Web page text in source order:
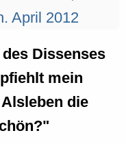
Dissenses
mein
die